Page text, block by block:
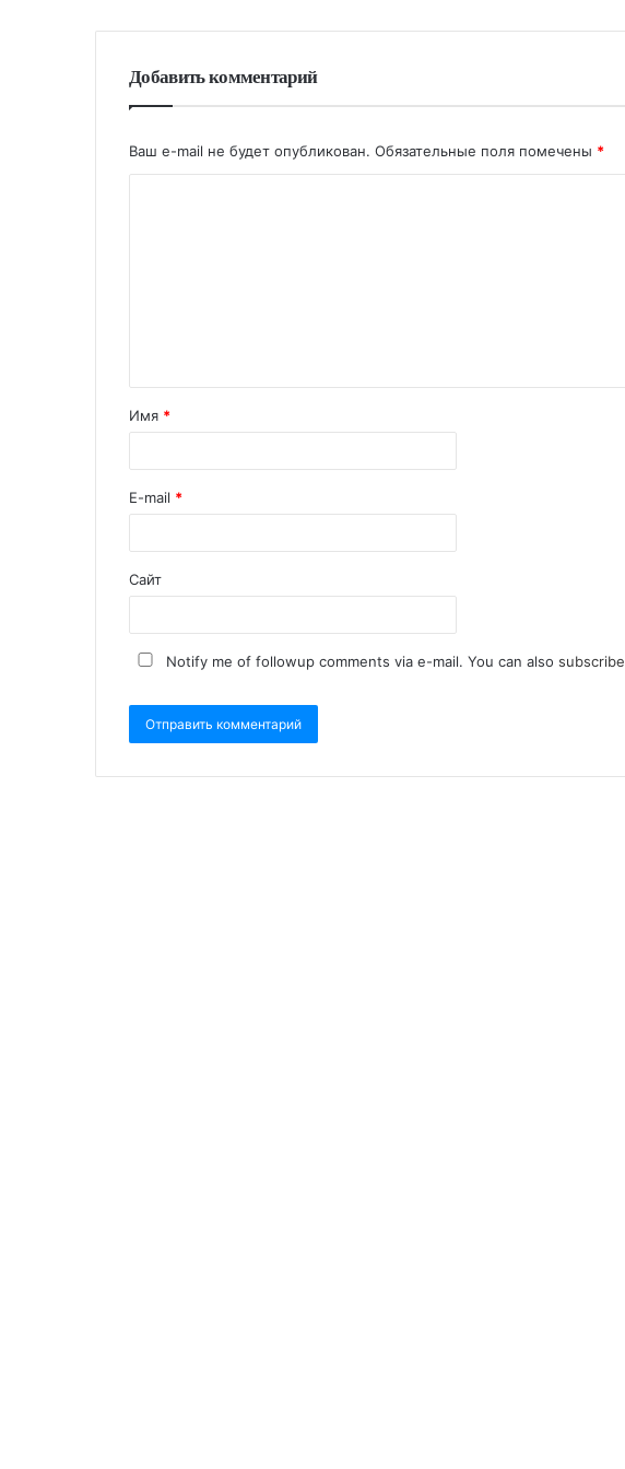
Добавить комментарий
Ваш e-mail не будет опубликован. Обязательные поля помечены *
Имя *
E-mail *
Сайт
Notify me of followup comments via e-mail. You can also subscribe